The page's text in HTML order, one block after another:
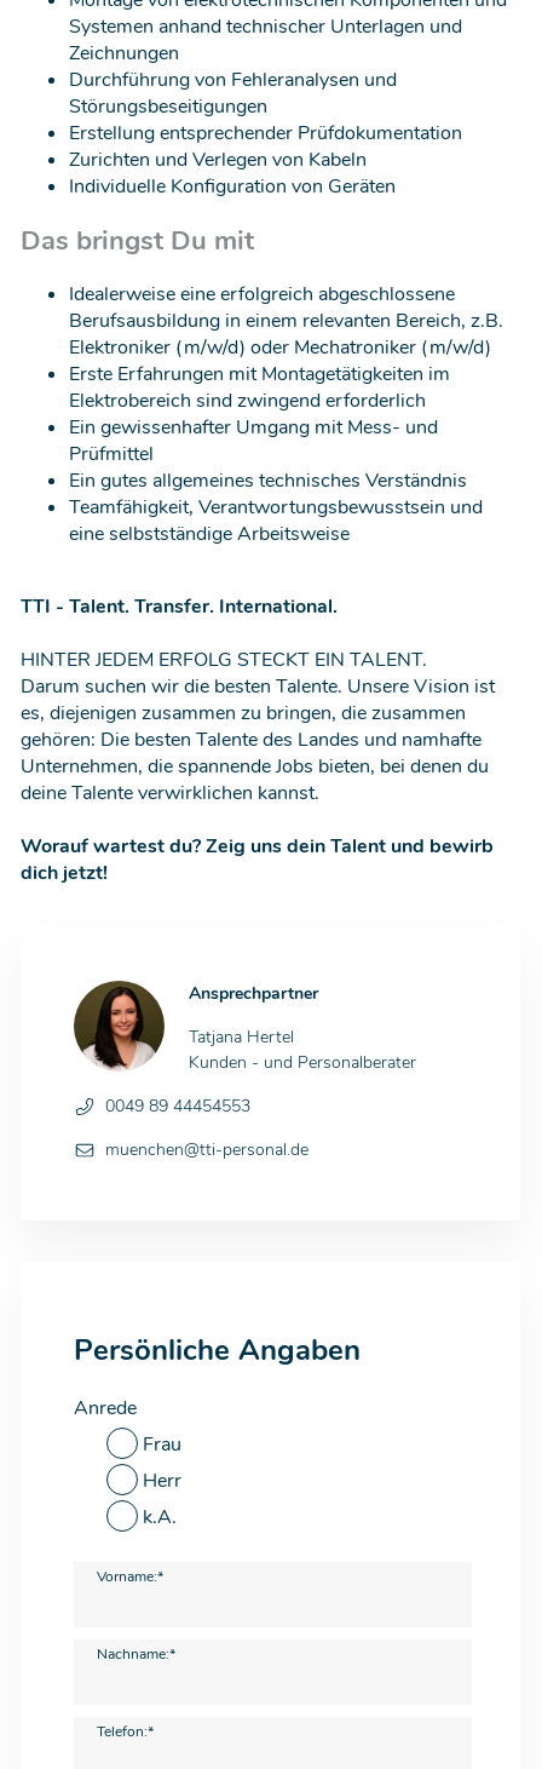
Ansprechpartner
Tatjana Hertel
Kunden - und Personalberater
0049 89 44454553
muenchen@tti-personal.de
Persönliche Angaben
Anrede
Frau
Herr
k.A.
Vorname:*
Nachname:*
Telefon:*
Systemen anhand technischer Unterlagen und
Zeichnungen
Durchführung von Fehleranalysen und
Störungsbeseitigungen
Erstellung entsprechender Prüfdokumentation
Zurichten und Verlegen von Kabeln
Individuelle Konfiguration von Geräten
Das bringst Du mit
Idealerweise eine erfolgreich abgeschlossene
Berufsausbildung in einem relevanten Bereich, z.B.
Elektroniker (m/w/d) oder Mechatroniker (m/w/d)
Erste Erfahrungen mit Montagetätigkeiten im
Elektrobereich sind zwingend erforderlich
Ein gewissenhafter Umgang mit Mess- und
Prüfmittel
Ein gutes allgemeines technisches Verständnis
Teamfähigkeit, Verantwortungsbewusstsein und
eine selbstständige Arbeitsweise
TTI - Talent. Transfer. International.
HINTER JEDEM ERFOLG STECKT EIN TALENT.
Darum suchen wir die besten Talente. Unsere Vision ist
es, diejenigen zusammen zu bringen, die zusammen
gehören: Die besten Talente des Landes und namhafte
Unternehmen, die spannende Jobs bieten, bei denen du
deine Talente verwirklichen kannst.
Worauf wartest du? Zeig uns dein Talent und bewirb
dich jetzt!